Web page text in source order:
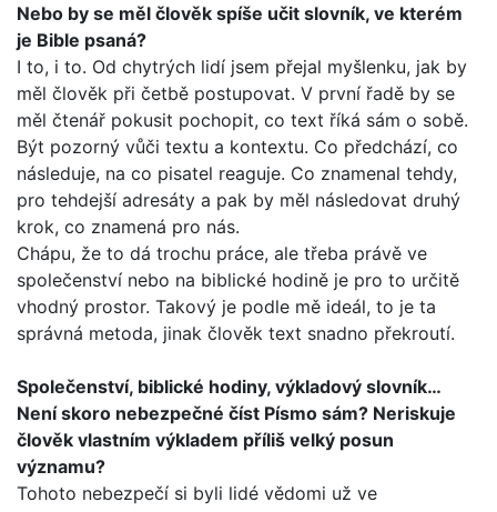
Nebo by se měl člověk spíše učit slovník, ve kterém
je Bible psaná?
I to, i to. Od chytrých lidí jsem přejal myšlenku, jak by
měl člo­věk při četbě postupovat. V první řadě by se
měl čtenář poku­sit pochopit, co text říká sám o sobě.
Být pozorný vůči textu a kontextu. Co předchází, co
následuje, na co pisatel reaguje. Co znamenal tehdy,
pro tehdejší adresáty a pak by měl násle­dovat druhý
krok, co znamená pro nás.
Chápu, že to dá trochu práce, ale třeba právě ve
společenství nebo na biblické hodině je pro to určitě
vhodný prostor. Takový je podle mě ideál, to je ta
správná metoda, jinak člověk text snadno překroutí.
Společenství, biblické hodiny, výkladový slovník…
Není sko­ro nebezpečné číst Písmo sám? Neriskuje
člověk vlastním výkladem příliš velký posun
významu?
Tohoto nebezpečí si byli lidé vědomi už ve